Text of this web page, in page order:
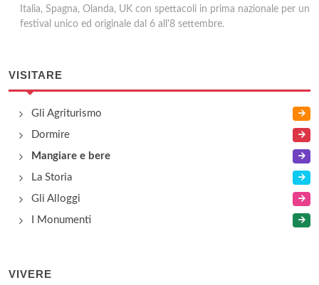
Italia, Spagna, Olanda, UK con spettacoli in prima nazionale per un
festival unico ed originale dal 6 all'8 settembre.
VISITARE
Gli Agriturismo
Dormire
Mangiare e bere
La Storia
Gli Alloggi
I Monumenti
VIVERE